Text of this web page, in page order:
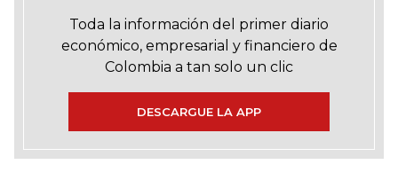
Toda la información del primer diario
económico, empresarial y financiero de
Colombia a tan solo un clic
DESCARGUE LA APP